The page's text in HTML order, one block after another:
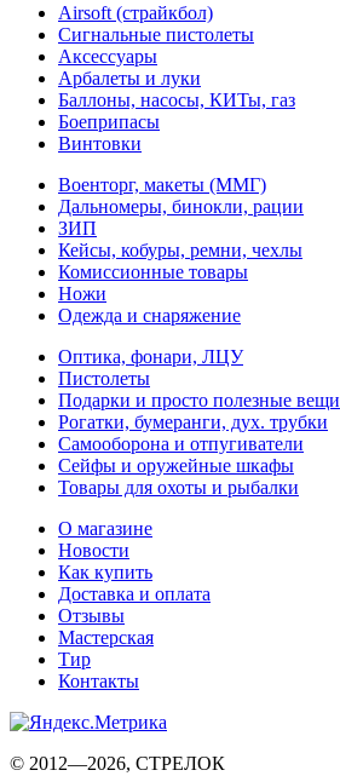
Airsoft (страйкбол)
Cигнальные пистолеты
Аксессуары
Арбалеты и луки
Баллоны, насосы, КИТы, газ
Боеприпасы
Винтовки
Военторг, макеты (ММГ)
Дальномеры, бинокли, рации
ЗИП
Кейсы, кобуры, ремни, чехлы
Комиссионные товары
Ножи
Одежда и снаряжение
Оптика, фонари, ЛЦУ
Пистолеты
Подарки и просто полезные вещи
Рогатки, бумеранги, дух. трубки
Самооборона и отпугиватели
Сейфы и оружейные шкафы
Товары для охоты и рыбалки
О магазине
Новости
Как купить
Доставка и оплата
Отзывы
Мастерская
Тир
Контакты
© 2012—2026, СТРЕЛОК